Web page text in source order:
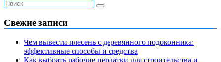
Свежие записи
Чем вывести плесень с деревянного подоконника:
эффективные способы и средства
Как выбрать рабочие перчатки для строительства и